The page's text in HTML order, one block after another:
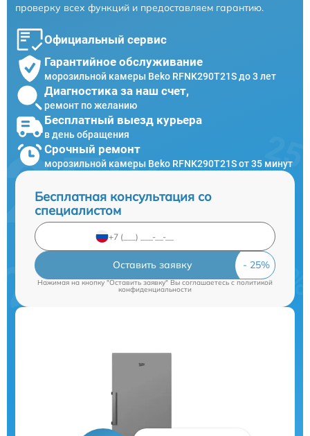
проверку всех функций и предоставляем гарантию.
Официальный сервис
Гарантийное обслуживание
морозильной камеры Beko RFNK290T21S до 3 лет
Диагностика за наш счет,
ремонт по желанию
Бесплатный выезд курьера
в день обращения
Срочный ремонт
морозильной камеры Beko RFNK290T21S от 35 минут
Бесплатная консультация со
специалистом
Оставить заявку
Нажимая на кнопку "Оставить заявку" Вы соглашаетесь cполитикой
конфиденциальности